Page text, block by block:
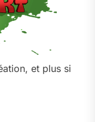
et plus si